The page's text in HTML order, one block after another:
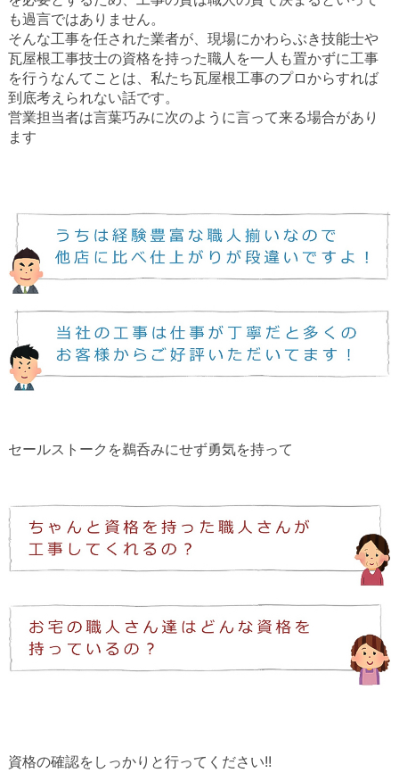
も過言ではありません。
そんな工事を任された業者が、現場にかわらぶき技能士や
瓦屋根工事技士の資格を持った職人を一人も置かずに工事
を行うなんてことは、私たち瓦屋根工事のプロからすれば
到底考えられない話です。
営業担当者は言葉巧みに次のように言って来る場合があり
ます
セールストークを鵜呑みにせず勇気を持って
資格の確認をしっかりと行ってください!!